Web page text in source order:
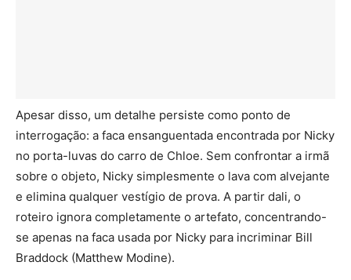
Apesar disso, um detalhe persiste como ponto de
interrogação: a faca ensanguentada encontrada por Nicky
no porta-luvas do carro de Chloe. Sem confrontar a irmã
sobre o objeto, Nicky simplesmente o lava com alvejante
e elimina qualquer vestígio de prova. A partir dali, o
roteiro ignora completamente o artefato, concentrando-
se apenas na faca usada por Nicky para incriminar Bill
Braddock (Matthew Modine).